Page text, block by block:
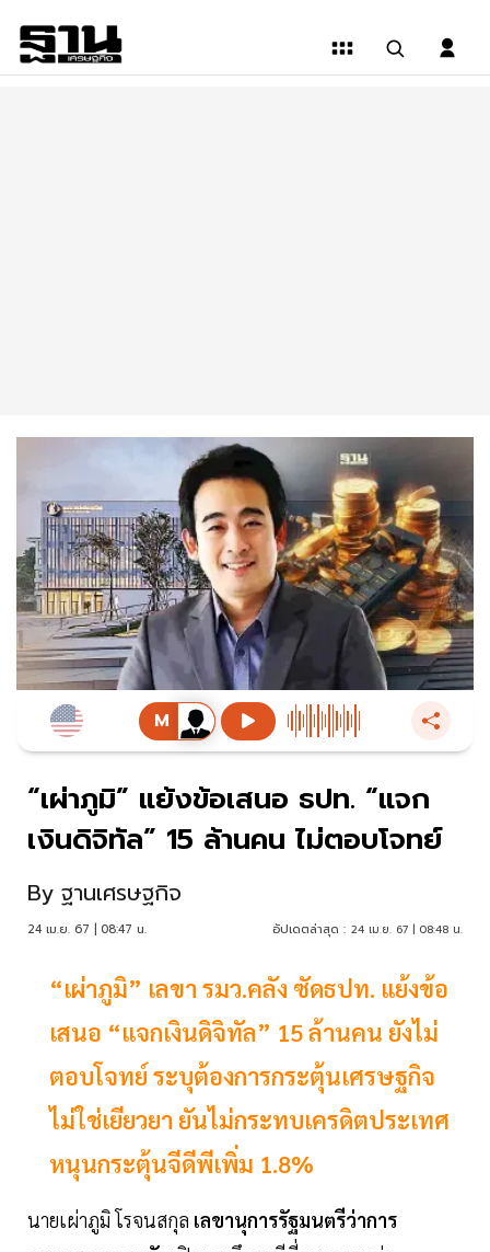
“เผ่าภูมิ” แย้งข้อเสนอ ธปท. “แจก
เงินดิจิทัล” 15 ล้านคน ไม่ตอบโจทย์
By ฐานเศรษฐกิจ
24 เม.ย. 67 | 08:47 น. อัปเดตล่าสุด : 24 เม.ย. 67 | 08:48 น.
“เผ่าภูมิ” เลขา รมว.คลัง ซัดธปท. แย้งข้อ
เสนอ “แจกเงินดิจิทัล” 15 ล้านคน ยังไม่
ตอบโจทย์ ระบุต้องการกระตุ้นเศรษฐกิจ
ไม่ใช่เยียวยา ยันไม่กระทบเครดิตประเทศ
หนุนกระตุ้นจีดีพีเพิ่ม 1.8%
นายเผ่าภูมิ โรจนสกุล เลขานุการรัฐมนตรีว่าการ